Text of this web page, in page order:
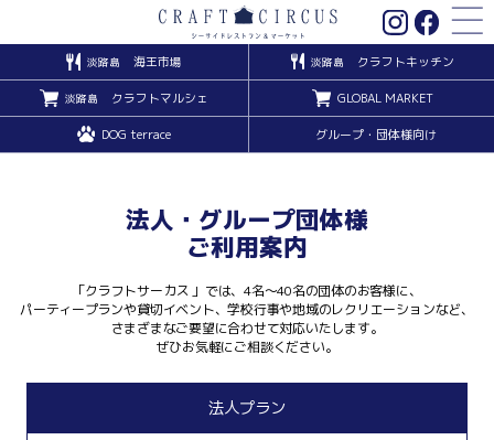
淡路島 海王市場 淡路島 クラフトキッチン
淡路島 クラフトマルシェ GLOBAL MARKET
DOG terrace グループ・団体様向け
法人・グループ団体様
ご利用案内
「クラフトサーカス 」では、4名～40名の団体のお客様に、
パーティープランや貸切イベント、学校行事や地域のレクリエーションなど、
さまざまなご要望に合わせて対応いたします。
ぜひお気軽にご相談ください。
法人プラン